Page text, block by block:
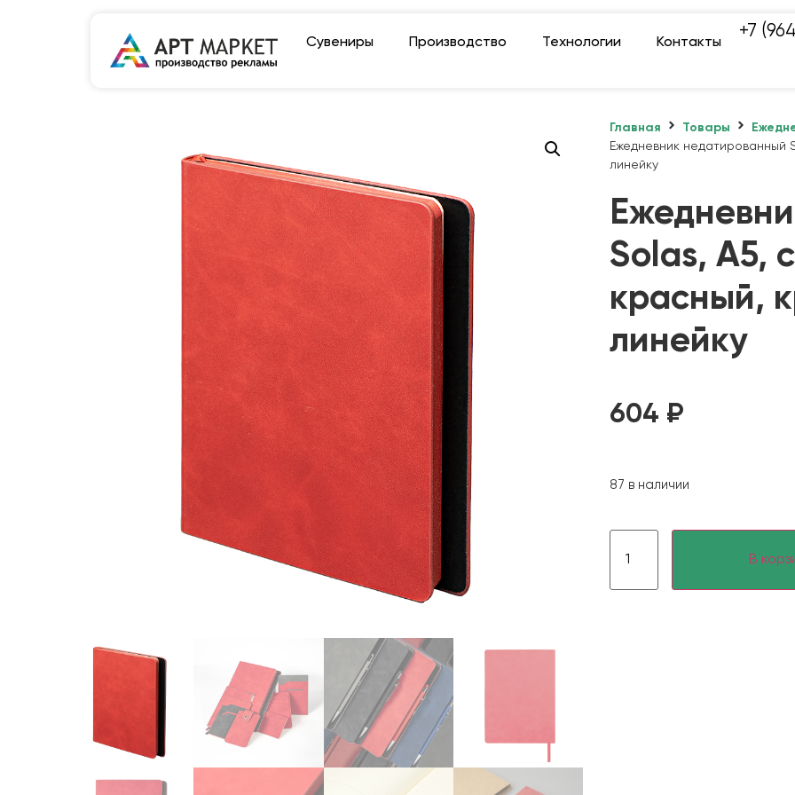
Сувениры Производство Технологии Контакты
+7
Главная Товары
Ежедневник недатированный
линейку
Solas, А5,
красный,
линейку
604 ₽
87 в наличии
В